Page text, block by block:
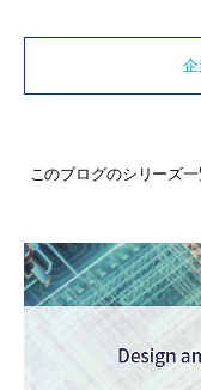
このブログのシリーズ